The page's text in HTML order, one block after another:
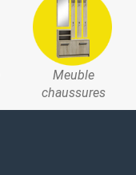
Meuble
chaussures